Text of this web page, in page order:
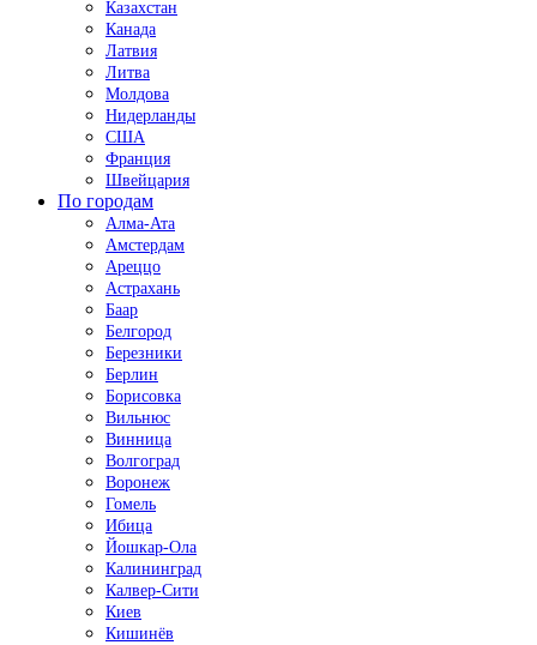
Казахстан
Канада
Латвия
Литва
Молдова
Нидерланды
США
Франция
Швейцария
По городам
Алма-Ата
Амстердам
Ареццо
Астрахань
Баар
Белгород
Березники
Берлин
Борисовка
Вильнюс
Винница
Волгоград
Воронеж
Гомель
Ибица
Йошкар-Ола
Калининград
Калвер-Сити
Киев
Кишинёв